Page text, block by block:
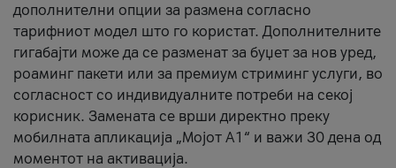
дополнителни опции за размена согласно
тарифниот модел што го користат. Дополнителните
гигабајти може да се разменат за буџет за нов уред,
роаминг пакети или за премиум стриминг услуги, во
согласност со индивидуалните потреби на секој
корисник. Замената се врши директно преку
мобилната апликација „Мојот А1“ и важи 30 дена од
моментот на активација.